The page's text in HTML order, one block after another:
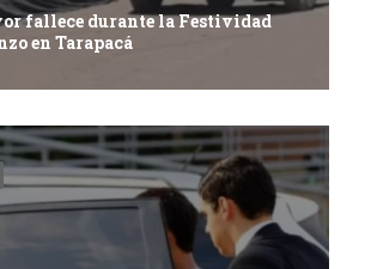
fallece durante la Festividad
en Tarapacá